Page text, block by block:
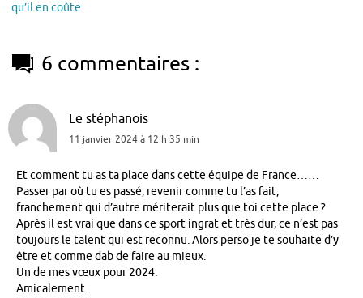
qu’il en coûte
6 commentaires :
Le stéphanois
11 janvier 2024 à 12 h 35 min
Et comment tu as ta place dans cette équipe de France……
Passer par où tu es passé, revenir comme tu l’as fait,
franchement qui d’autre mériterait plus que toi cette place ?
Après il est vrai que dans ce sport ingrat et très dur, ce n’est pas
toujours le talent qui est reconnu. Alors perso je te souhaite d’y
être et comme dab de faire au mieux.
Un de mes vœux pour 2024.
Amicalement.